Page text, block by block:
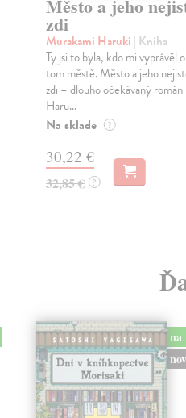
Město a jeho
zdi
Murakami Haruki | Kniha
Ty jsi to byla, kdo mi vyprávěl o
tom městě. Město a jeho
zdi – dlouho očekávaný román
Haru...
Na sklade ?
30,22 €
32,85 € ?
na